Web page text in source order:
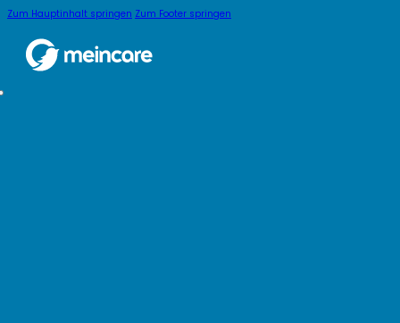
Zum Hauptinhalt springen Zum Footer springen